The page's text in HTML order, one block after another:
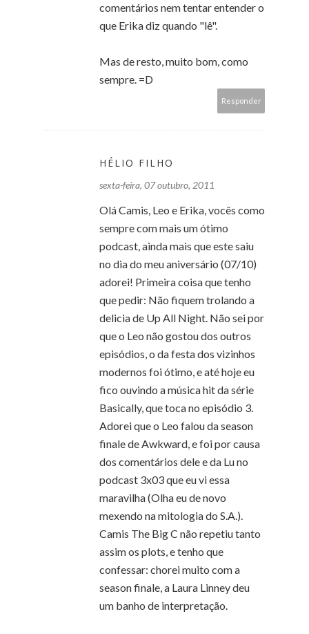
comentários nem tentar entender o
que Erika diz quando "lê".
Mas de resto, muito bom, como
sempre. =D
Responder
HÉLIO FILHO
sexta-feira, 07 outubro, 2011
Olá Camis, Leo e Erika, vocês como
sempre com mais um ótimo
podcast, ainda mais que este saiu
no dia do meu aniversário (07/10)
adorei! Primeira coisa que tenho
que pedir: Não fiquem trolando a
delicia de Up All Night. Não sei por
que o Leo não gostou dos outros
episódios, o da festa dos vizinhos
modernos foi ótimo, e até hoje eu
fico ouvindo a música hit da série
Basically, que toca no episódio 3.
Adorei que o Leo falou da season
finale de Awkward, e foi por causa
dos comentários dele e da Lu no
podcast 3x03 que eu vi essa
maravilha (Olha eu de novo
mexendo na mitologia do S.A.).
Camis The Big C não repetiu tanto
assim os plots, e tenho que
confessar: chorei muito com a
season finale, a Laura Linney deu
um banho de interpretação.